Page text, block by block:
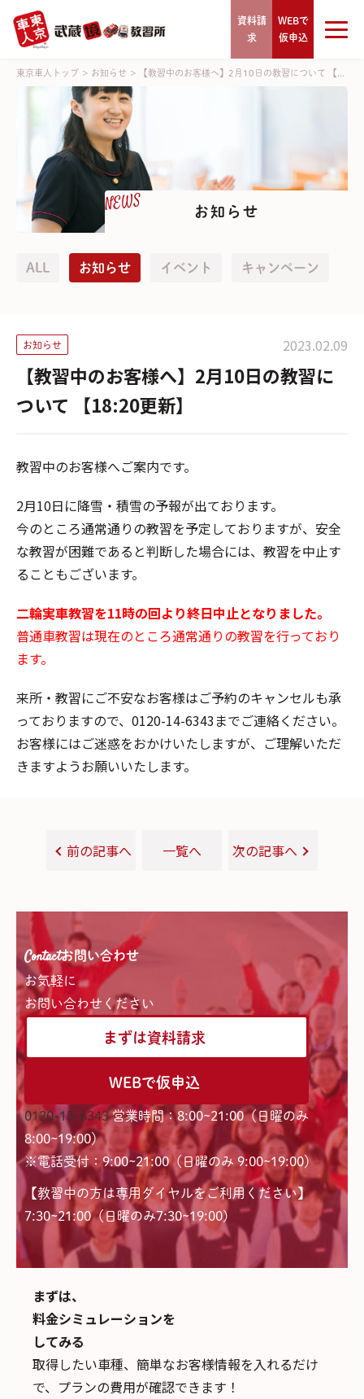
資料請
求
WEBで
仮申込
東京車人トップ > お知らせ > 【教習中のお客様へ】2月10日の教習について 【...
NEWS お知らせ
ALL お知らせ イベント キャンペーン
お知らせ 2023.02.09
【教習中のお客様へ】2月10日の教習に
ついて 【18:20更新】
教習中のお客様へご案内です。
2月10日に降雪・積雪の予報が出ております。
今のところ通常通りの教習を予定しておりますが、安全
な教習が困難であると判断した場合には、教習を中止す
ることもございます。
二輪実車教習を11時の回より終日中止となりました。
普通車教習は現在のところ通常通りの教習を行っており
ます。
来所・教習にご不安なお客様はご予約のキャンセルも承
っておりますので、0120-14-6343までご連絡ください。
お客様にはご迷惑をおかけいたしますが、ご理解いただ
きますようお願いいたします。
前の記事へ 一覧へ 次の記事へ
Contactお問い合わせ
お気軽に
お問い合わせください
まずは資料請求
WEBで仮申込
0120-15-6343 営業時間：8:00~21:00（日曜のみ
8:00~19:00）
※電話受付：9:00~21:00（日曜のみ 9:00~19:00）
【教習中の方は専用ダイヤルをご利用ください】
7:30~21:00（日曜のみ7:30~19:00)
まずは、
料金シミュレーションを
してみる
取得したい車種、簡単なお客様情報を入れるだけ
で、 プランの費用が確認できます！